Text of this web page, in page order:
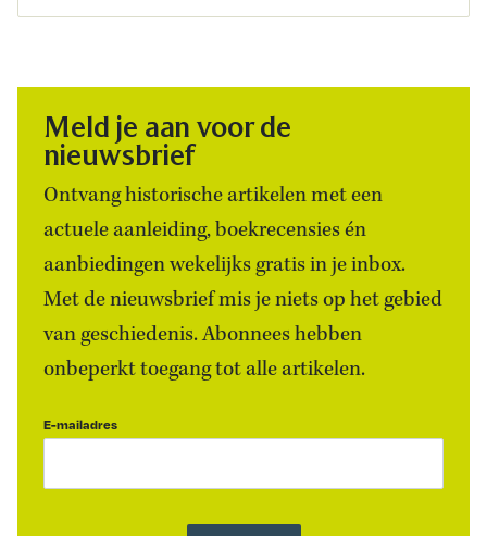
Meld je aan voor de
nieuwsbrief
Ontvang historische artikelen met een
actuele aanleiding, boekrecensies én
aanbiedingen wekelijks gratis in je inbox.
Met de nieuwsbrief mis je niets op het gebied
van geschiedenis. Abonnees hebben
onbeperkt toegang tot alle artikelen.
E-mailadres